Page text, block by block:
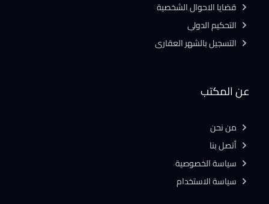
عن المكتب
من نحن
أتصل بنا
سياسة الخصوصية
سياسة الاستخدام
قضايا الاحوال الشخصية
التحكيم الدولى
التسجيل بالشهر العقارى